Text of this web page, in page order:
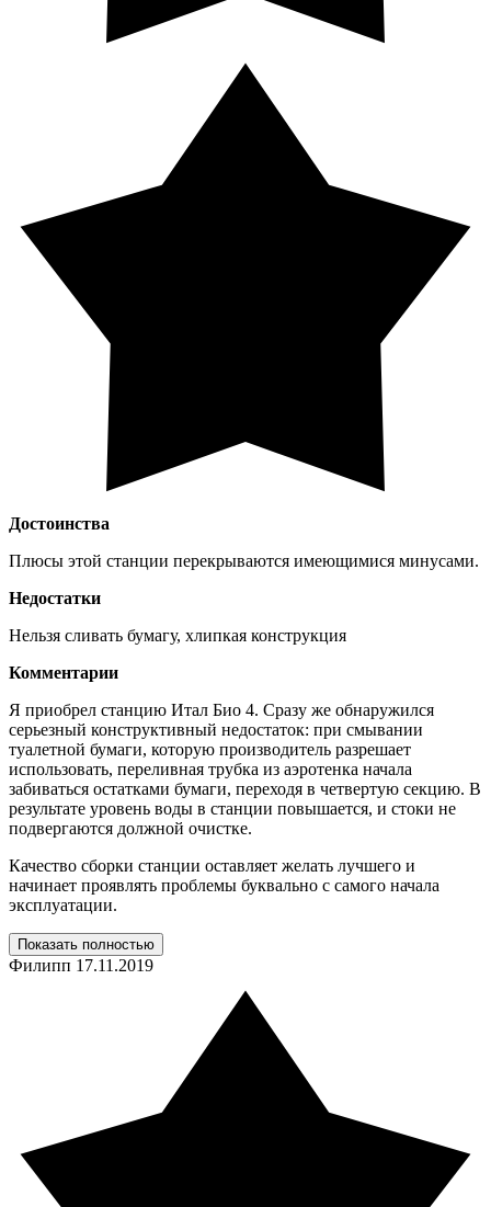
Достоинства
Плюсы этой станции перекрываются имеющимися минусами.
Недостатки
Нельзя сливать бумагу, хлипкая конструкция
Комментарии
Я приобрел станцию Итал Био 4. Сразу же обнаружился
серьезный конструктивный недостаток: при смывании
туалетной бумаги, которую производитель разрешает
использовать, переливная трубка из аэротенка начала
забиваться остатками бумаги, переходя в четвертую секцию. В
результате уровень воды в станции повышается, и стоки не
подвергаются должной очистке.
Качество сборки станции оставляет желать лучшего и
начинает проявлять проблемы буквально с самого начала
эксплуатации.
Показать полностью
Филипп 17.11.2019